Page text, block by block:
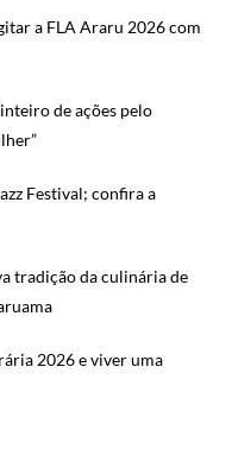
a FLA Araru 2026 com
de ações pelo
Festival; confira a
tradição da culinária de
2026 e viver uma